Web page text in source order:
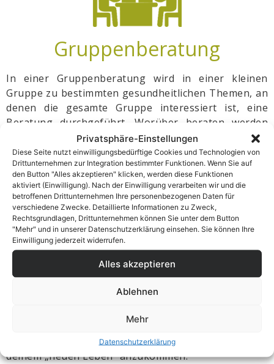
Privatsphäre-Einstellungen
Diese Seite nutzt einwilligungsbedürftige Cookies und Technologien von
Drittunternehmen zur Integration bestimmter Funktionen. Wenn Sie auf
den Button "Alles akzeptieren" klicken, werden diese Funktionen
aktiviert (Einwilligung). Nach der Einwilligung verarbeiten wir und die
betroffenen Drittunternehmen Ihre personenbezogenen Daten für
verschiedene Zwecke. Detaillierte Informationen zu Zweck,
Rechtsgrundlagen, Drittunternehmen können Sie unter dem Button
"Mehr" und in unserer Datenschutzerklärung einsehen. Sie können Ihre
Einwilligung jederzeit widerrufen.
Alles akzeptieren
Ablehnen
Mehr
Datenschutzerklärung
Gruppenberatung
In einer Gruppenberatung wird in einer kleinen
Gruppe zu bestimmten gesundheitlichen Themen, an
denen die gesamte Gruppe interessiert ist, eine
Beratung durchgeführt. Worüber beraten werden
soll und wer mit dir mitkommt, das entscheidest du.
Coaching
Auf deinem neuen Weg zu einem gesünderen Leben
brauchst du jemanden, der dich begleitet, beratend
zur Seite steht und motiviert. Beim Coaching erhältst
du so viel und so lange Hilfe, wie du benötigst, um in
deinem „neuen Leben“ anzukommen.